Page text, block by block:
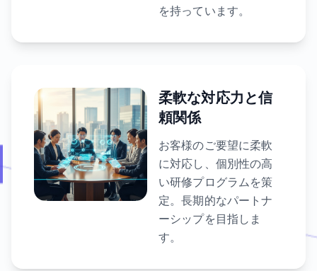
を持っています。
柔軟な対応力と信
頼関係
お客様のご要望に柔軟
に対応し、個別性の高
い研修プログラムを策
定。長期的なパートナ
ーシップを目指しま
す。